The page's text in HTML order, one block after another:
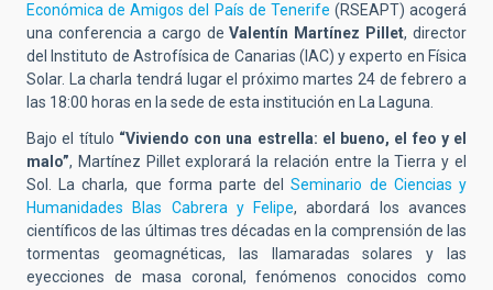
Económica de Amigos del País de Tenerife (RSEAPT) acogerá
una conferencia a cargo deValentín Martínez Pillet, director
del Instituto de Astrofísica de Canarias (IAC) y experto en Física
Solar. La charla tendrá lugar el próximo martes 24 de febrero a
las 18:00 horas en la sede de esta institución en La Laguna.
Bajo el título “Viviendo con una estrella: el bueno, el feo y el
malo”, Martínez Pillet explorará la relación entre la Tierra y el
Sol. La charla, que forma parte delSeminario de Ciencias y
Humanidades Blas Cabrera y Felipe, abordará los avances
científicos de las últimas tres décadas en la comprensión de las
tormentas geomagnéticas, las llamaradas solares y las
eyecciones de masa coronal, fenómenos conocidos como